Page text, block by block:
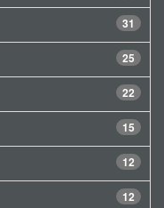
31
25
22
15
12
12